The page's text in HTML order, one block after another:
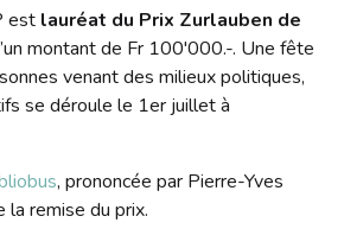
est lauréat du Prix Zurlauben de
montant de Fr 100'000.-. Une fête
venant des milieux politiques,
se déroule le 1er juillet à
, prononcée par Pierre-Yves
la remise du prix.